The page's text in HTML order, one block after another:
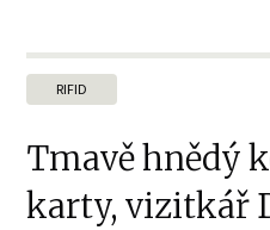
RIFID
Tmavě hnědý
karty, vizitkář